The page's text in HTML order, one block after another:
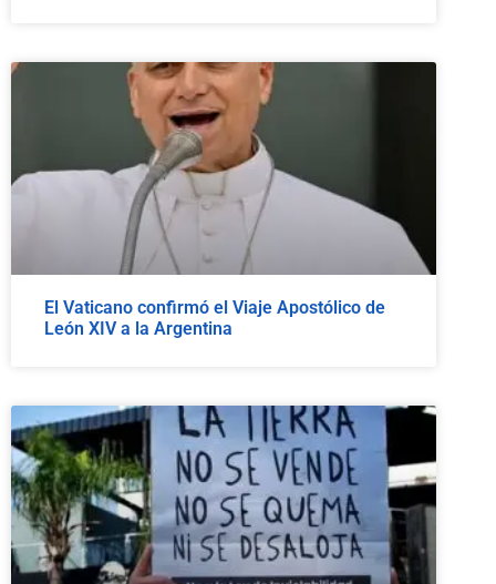
El Vaticano confirmó el Viaje Apostólico de
León XIV a la Argentina